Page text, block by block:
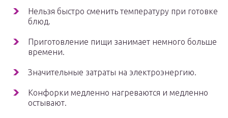
Нельзя быстро сменить температуру при готовке
блюд.
Приготовление пищи занимает немного больше
времени.
Значительные затраты на электроэнергию.
Конфорки медленно нагреваются и медленно
остывают.